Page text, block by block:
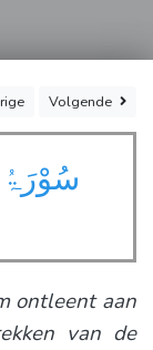
Volgende
ontleent aan
van de